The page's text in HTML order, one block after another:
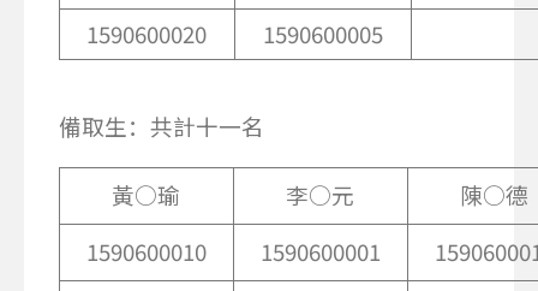
1590600020
1590600005
備取生：共計十一名
黃○瑜 李○元
陳○德
1590600010
1590600001